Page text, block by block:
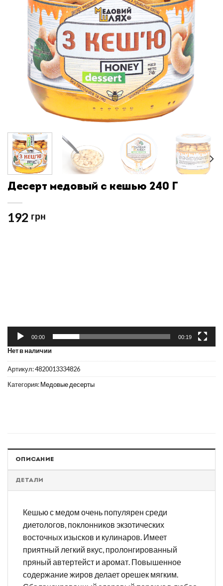
Десерт медовый с кешью 240 Г
192 грн
00:00 00:19
Нет в наличии
Артикул:4820013334826
Категория:Медовые десерты
ОПИСАНИЕ
ДЕТАЛИ
Кешью с медом очень популярен среди
диетологов, поклонников экзотических
восточных изысков и кулинаров. Имеет
приятный легкий вкус, пролонгированный
пряный автертейст и аромат. Повышенное
содержание жиров делает орешек мягким.